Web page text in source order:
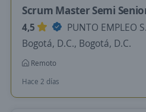
Scrum Master Semi
4,5
PUNTO EMPLEO
Bogotá, D.C., Bogotá, D.C.
Remoto
Hace 2 días